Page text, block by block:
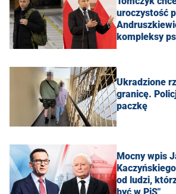
uroczystość
kompleksy
Ukradzione
granicę.
paczkę
Mocny wpis
od ludzi,